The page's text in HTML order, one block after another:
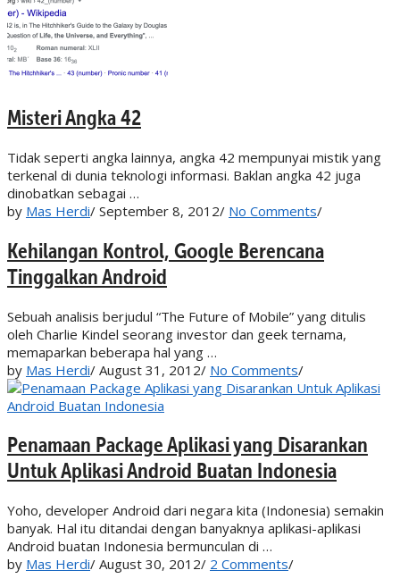
Misteri Angka 42
Tidak seperti angka lainnya, angka 42 mempunyai mistik yang
terkenal di dunia teknologi informasi. Baklan angka 42 juga
dinobatkan sebagai …
by Mas Herdi/ September 8, 2012/ No Comments/
Kehilangan Kontrol, Google Berencana
Tinggalkan Android
Sebuah analisis berjudul “The Future of Mobile” yang ditulis
oleh Charlie Kindel seorang investor dan geek ternama,
memaparkan beberapa hal yang …
by Mas Herdi/ August 31, 2012/ No Comments/
Penamaan Package Aplikasi yang Disarankan
Untuk Aplikasi Android Buatan Indonesia
Yoho, developer Android dari negara kita (Indonesia) semakin
banyak. Hal itu ditandai dengan banyaknya aplikasi-aplikasi
Android buatan Indonesia bermunculan di …
by Mas Herdi/ August 30, 2012/ 2 Comments/